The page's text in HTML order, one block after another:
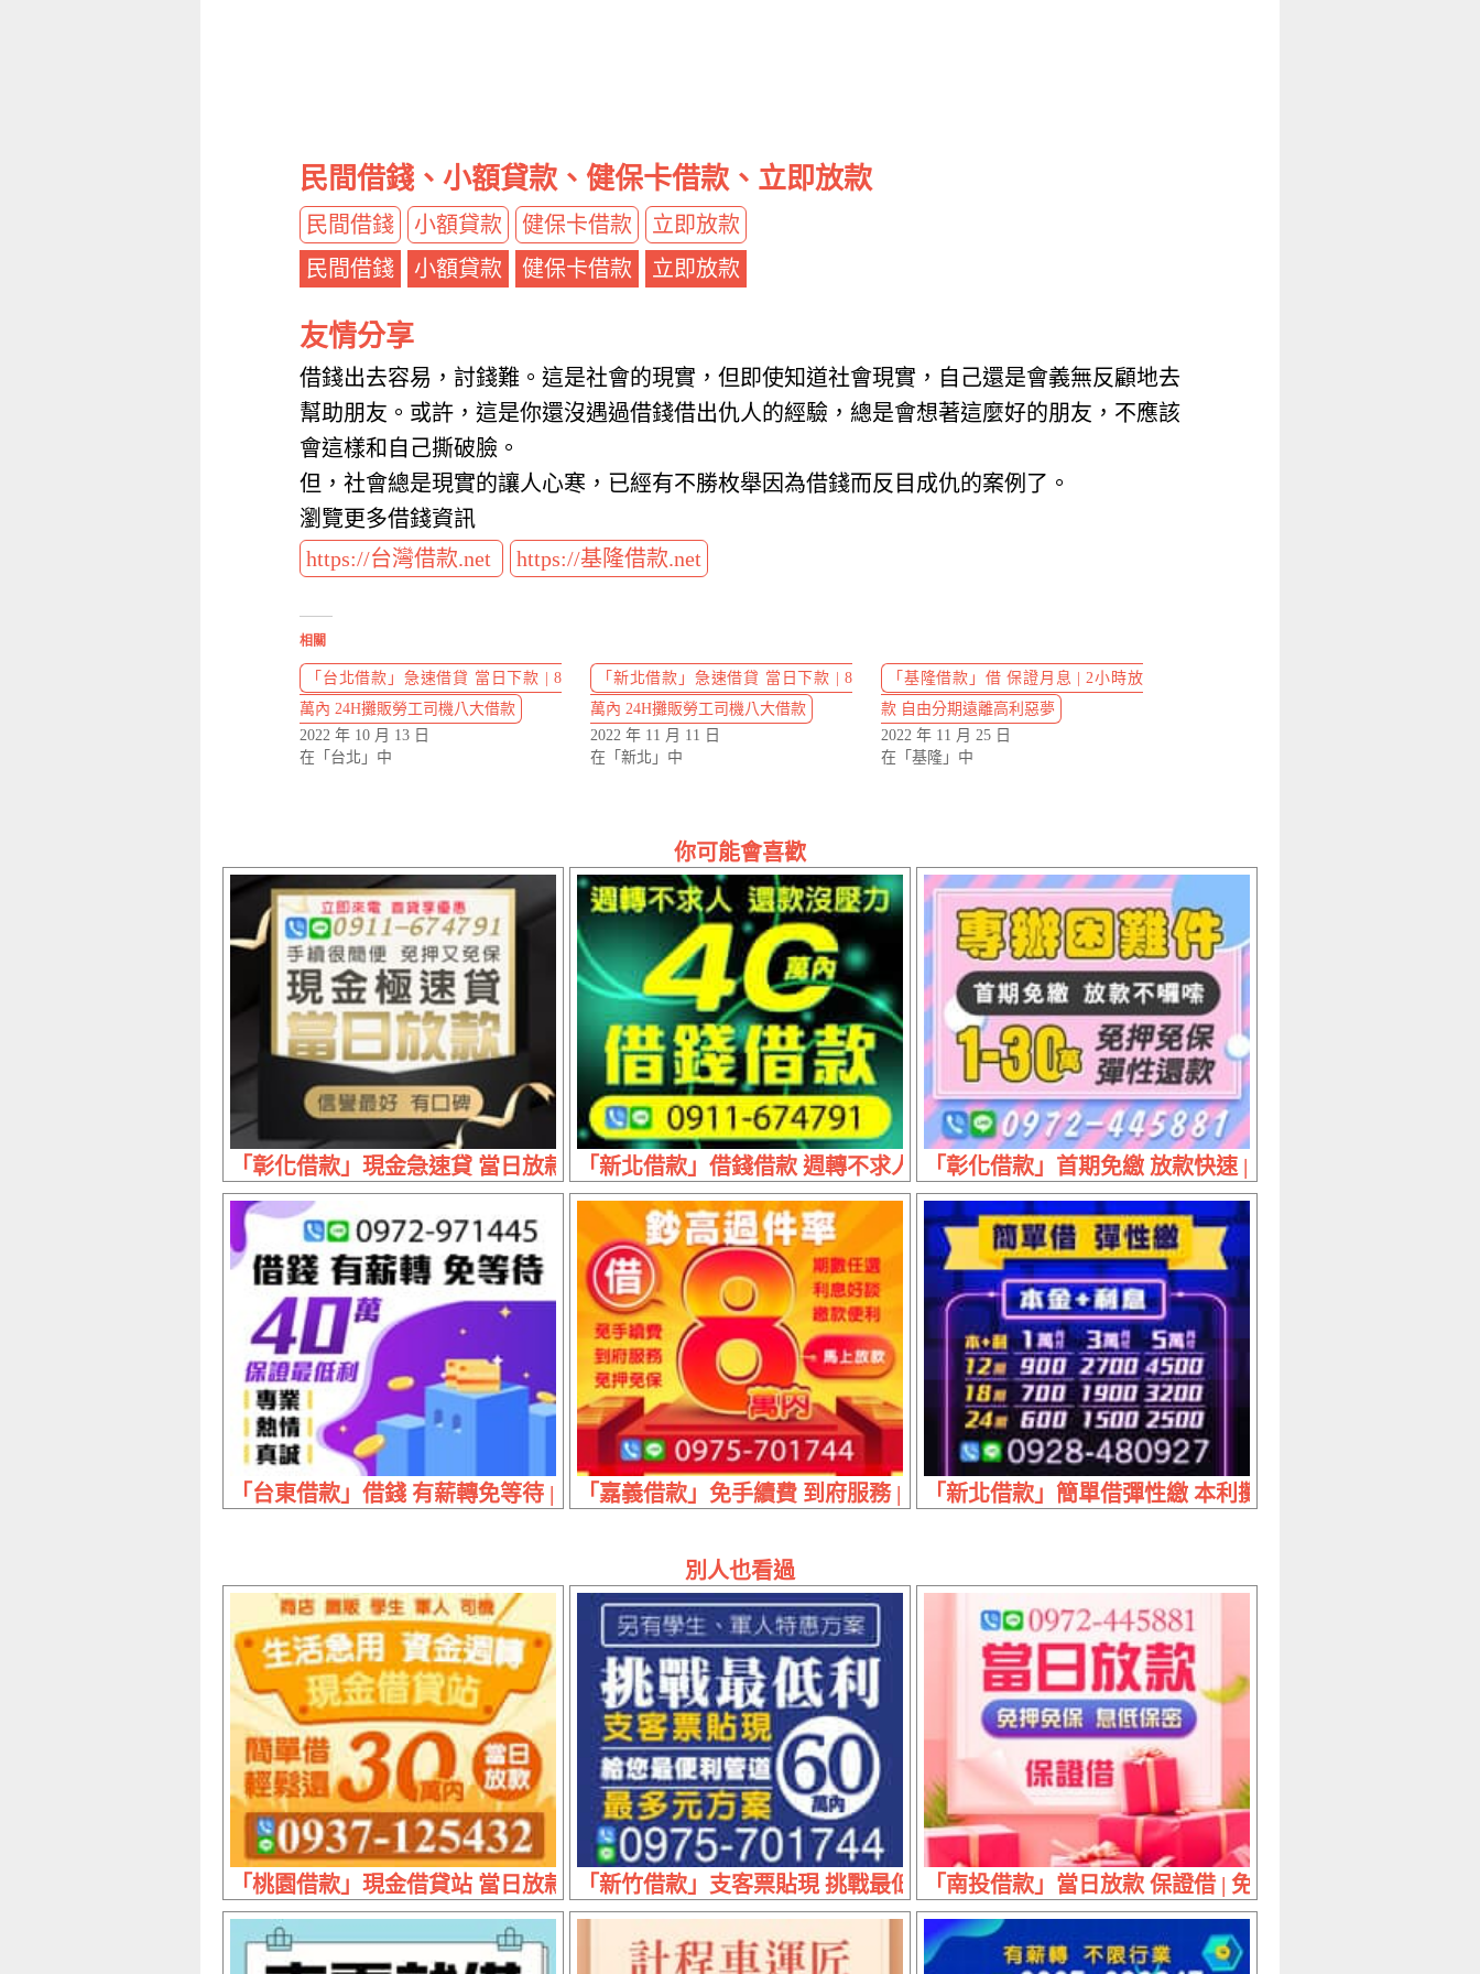
民間借錢、小額貸款、健保卡借款、立即放款
民間借錢 小額貸款 健保卡借款
立即放款
民間借錢
小額貸款 健保卡借款 立即放款
友情分享
借錢出去容易，討錢難。這是社會的現實，但即使知道社會現實，自己還是會義無反顧地去
幫助朋友。或許，這是你還沒遇過借錢借出仇人的經驗，總是會想著這麼好的朋友，不應該
會這樣和自己撕破臉。
但，社會總是現實的讓人心寒，已經有不勝枚舉因為借錢而反目成仇的案例了。
瀏覽更多借錢資訊
https://台灣借款.net
https://基隆借款.net
相關
「台北借款」急速借貸 當日下款 | 8
萬內 24H攤販勞工司機八大借款
2022 年 10 月 13 日
在「台北」中
「新北借款」急速借貸 當日下款 | 8
萬內 24H攤販勞工司機八大借款
2022 年 11 月 11 日
在「新北」中
「基隆借款」借 保證月息 | 2小時放
款 自由分期遠離高利惡夢
2022 年 11 月 25 日
在「基隆」中
你可能會喜歡
「彰化借款」現金急速貸 當日放款 | 手續很簡便 免押又免保「新北借款」借錢借款 週轉不求人 | 40萬內 還款沒壓力「彰化借款」首期免繳 放款快速 | 1~30萬 免押免保彈性
「台東借款」借錢 有薪轉免等待 | 40萬內 保證最低利「嘉義借款」免手續費 到府服務 | 8萬內 期數任選利息好談「新北借款」簡單借彈性繳 本利攤還 | 借5萬 分24期月付
別人也看過
「桃園借款」現金借貸站 當日放款 | 30萬內 生活急用資金週轉「新竹借款」支客票貼現 挑戰最低利 | 60萬內 最多元的方案給您最便利的管道
「南投借款」當日放款 保證借 | 免押免保 息低保密